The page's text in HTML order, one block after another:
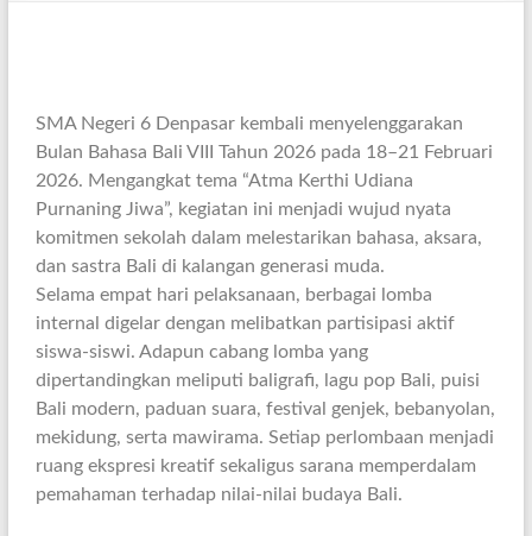
SMA Negeri 6 Denpasar kembali menyelenggarakan
Bulan Bahasa Bali VIII Tahun 2026 pada 18–21 Februari
2026. Mengangkat tema “Atma Kerthi Udiana
Purnaning Jiwa”, kegiatan ini menjadi wujud nyata
komitmen sekolah dalam melestarikan bahasa, aksara,
dan sastra Bali di kalangan generasi muda.
Selama empat hari pelaksanaan, berbagai lomba
internal digelar dengan melibatkan partisipasi aktif
siswa-siswi. Adapun cabang lomba yang
dipertandingkan meliputi baligrafi, lagu pop Bali, puisi
Bali modern, paduan suara, festival genjek, bebanyolan,
mekidung, serta mawirama. Setiap perlombaan menjadi
ruang ekspresi kreatif sekaligus sarana memperdalam
pemahaman terhadap nilai-nilai budaya Bali.